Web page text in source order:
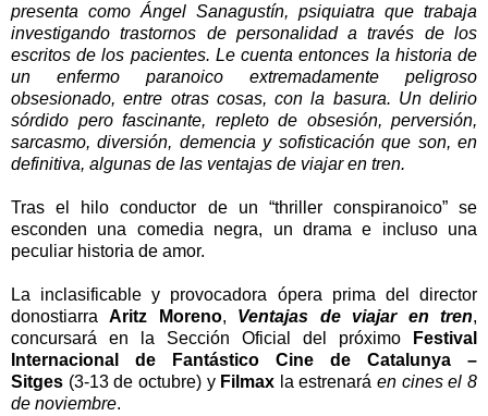
presenta como Ángel Sanagustín, psiquiatra que trabaja
investigando trastornos de personalidad a través de los
escritos de los pacientes. Le cuenta entonces la historia de
un enfermo paranoico extremadamente peligroso
obsesionado, entre otras cosas, con la basura. Un delirio
sórdido pero fascinante, repleto de obsesión, perversión,
sarcasmo, diversión, demencia y sofisticación que son, en
definitiva, algunas de las ventajas de viajar en tren.
Tras el hilo conductor de un “thriller conspiranoico” se
esconden una comedia negra, un drama e incluso una
peculiar historia de amor.
La inclasificable y provocadora ópera prima del director
donostiarraAritz Moreno, Ventajas de viajar en tren,
concursará en la Sección Oficial del próximo
Festival
Internacional de Fantástico Cine de Catalunya –
Sitges (3-13 de octubre) y Filmax la estrenaráen cines el 8
de noviembre.